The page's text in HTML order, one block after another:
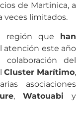
de Martinica, a
veces limitados.
región que han
atención este año
del
Cluster Marítimo,
asociaciones
, Watouabi y